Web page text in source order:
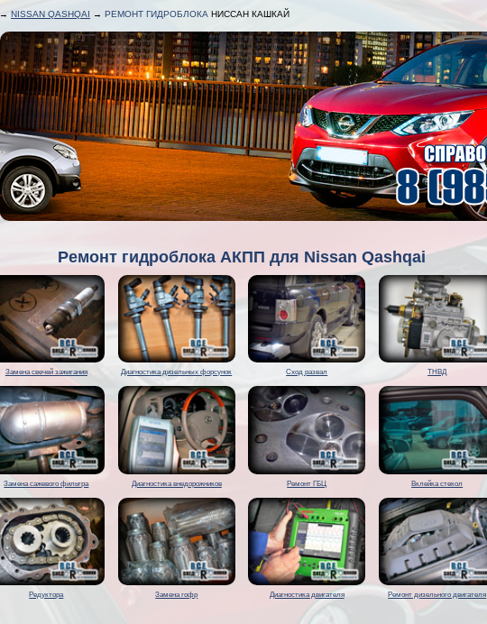
→ NISSAN QASHQAI → РЕМОНТ ГИДРОБЛОКА НИССАН КАШКАЙ
Ремонт гидроблока АКПП для Nissan Qashqai
Замена свечей зажигания Диагностика дизельных форсунок Сход развал ТНВД
Замена сажевого фильтра Диагностика внедорожников Ремонт ГБЦ Вклейка стекол
Редуктора Замена гофр Диагностика двигателя Ремонт дизельного двигателя